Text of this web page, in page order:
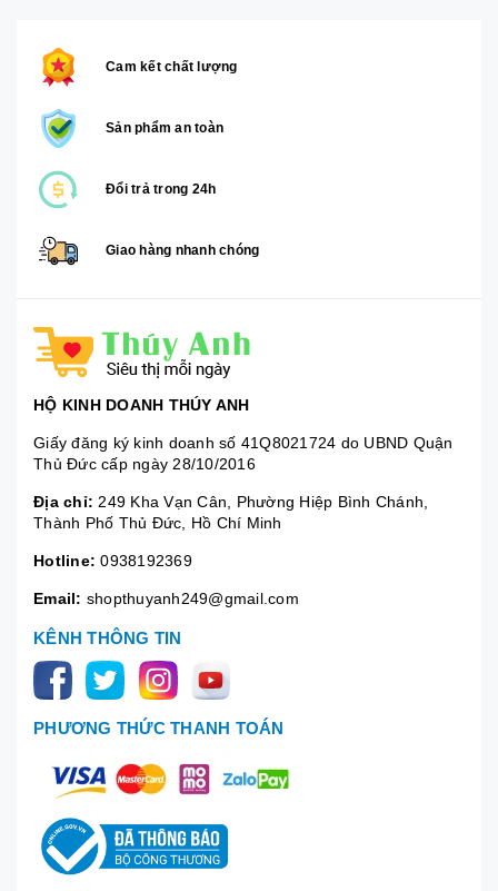
Cam kết chất lượng
Sản phẩm an toàn
Đổi trả trong 24h
Giao hàng nhanh chóng
HỘ KINH DOANH THÚY ANH
Giấy đăng ký kinh doanh số 41Q8021724 do UBND Quận
Thủ Đức cấp ngày 28/10/2016
Địa chỉ: 249 Kha Vạn Cân, Phường Hiệp Bình Chánh,
Thành Phố Thủ Đức, Hồ Chí Minh
Hotline: 0938192369
Email: shopthuyanh249@gmail.com
KÊNH THÔNG TIN
PHƯƠNG THỨC THANH TOÁN